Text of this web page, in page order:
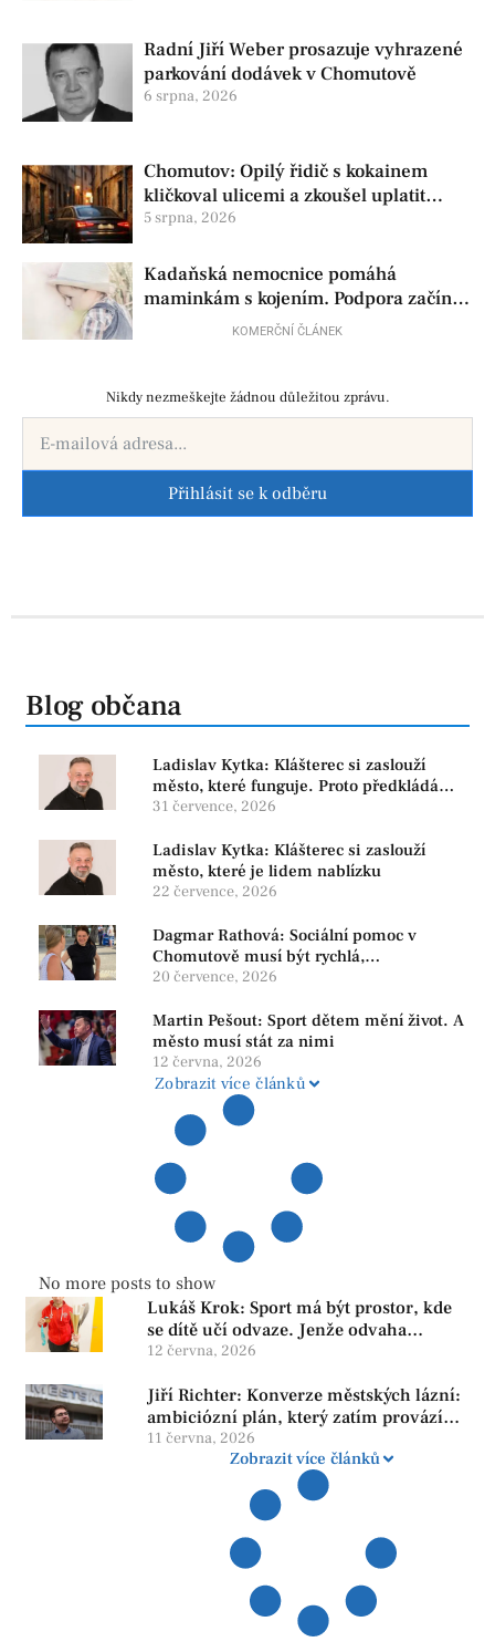
Radní Jiří Weber prosazuje vyhrazené
parkování dodávek v Chomutově
6 srpna, 2026
Chomutov: Opilý řidič s kokainem
kličkoval ulicemi a zkoušel uplatit
policisty
5 srpna, 2026
Kadaňská nemocnice pomáhá
maminkám s kojením. Podpora začíná
už před porodemKOMERČNÍ ČLÁNEK
Nikdy nezmeškejte žádnou důležitou zprávu.
Přihlásit se k odběru
Blog občana
Ladislav Kytka: Klášterec si zaslouží
město, které funguje. Proto předkládáme
program, který řeší skutečné problémy
31 července, 2026
Ladislav Kytka: Klášterec si zaslouží
město, které je lidem nablízku
22 července, 2026
Dagmar Rathová: Sociální pomoc v
Chomutově musí být rychlá,
srozumitelná a férová. Ne udržovat lidi v
20 července, 2026
Martin Pešout: Sport dětem mění život. A
město musí stát za nimi
12 června, 2026
Zobrazit více článků
No more posts to show
Lukáš Krok: Sport má být prostor, kde
se dítě učí odvaze. Jenže odvaha
neroste tam, kde se bojí udělat chybu.
12 června, 2026
Jiří Richter: Konverze městských lázní:
ambiciózní plán, který zatím provází
více otazníků než jistot
11 června, 2026
Zobrazit více článků